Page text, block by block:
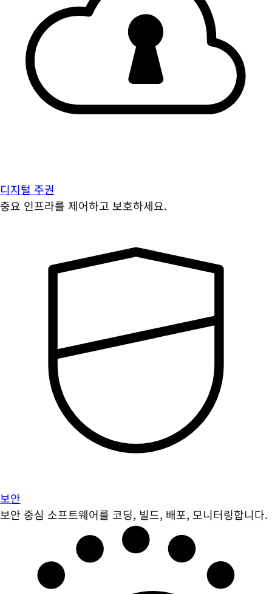
디지털 주권
중요 인프라를 제어하고 보호하세요.
보안
보안 중심 소프트웨어를 코딩, 빌드, 배포, 모니터링합니다.